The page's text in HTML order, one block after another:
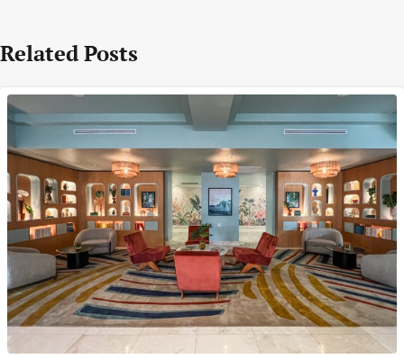
Related Posts